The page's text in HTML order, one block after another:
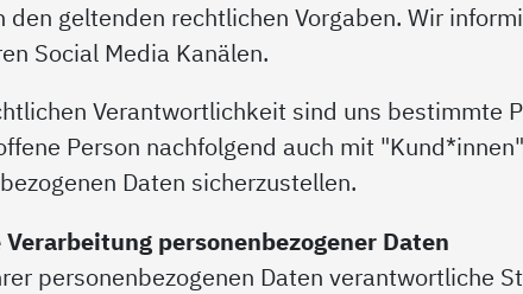
geltenden rechtlichen Vorgaben. Wir
Social Media Kanälen.
Verantwortlichkeit sind uns bestimmte
Person nachfolgend auch mit
Daten sicherzustellen.
personenbezogener Daten
personenbezogenen Daten verantwortliche